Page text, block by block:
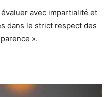
avec impartialité et
dans le strict respect des
».
Lecteur